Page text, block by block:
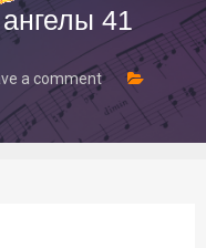
41
a comment